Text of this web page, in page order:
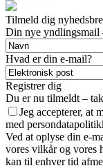
Tilmeld dig
Din nye yndlingsmail
Hvad er din e-mail?
Registrer dig
Du er nu tilmeldt – tak
Jeg accepterer, at
med
Ved at oplyse din e-
vores vilkår og vores
kan til enhver tid